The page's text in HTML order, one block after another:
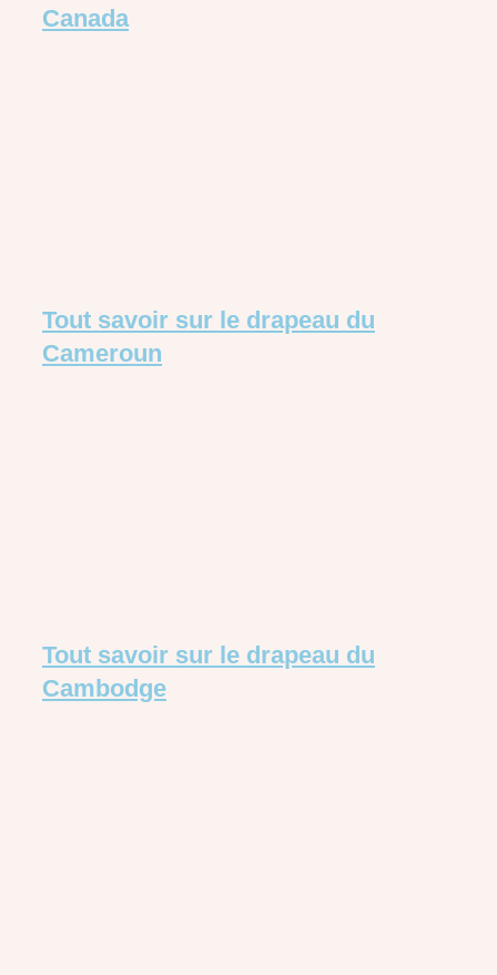
Canada
Tout savoir sur le drapeau du
Cameroun
Tout savoir sur le drapeau du
Cambodge